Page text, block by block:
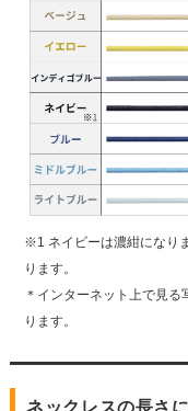
※1 ネイビーは濃紺になり
ります。
＊インターネット上で見
ります。
ネックレスの長さ